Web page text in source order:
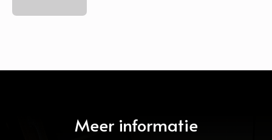
Meer informatie